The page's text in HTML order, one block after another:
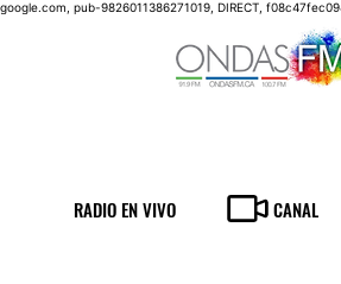
google.com, pub-9826011386271019, DIRECT,
RADIO EN VIVO CANAL